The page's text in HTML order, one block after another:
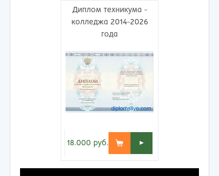
Диплом техникума -
колледжа 2014-2026
года
18.000 руб. ►